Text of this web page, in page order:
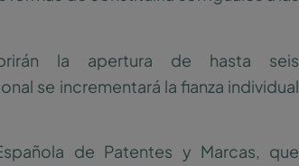
la apertura de hasta seis
se incrementará la fianza individual
de Patentes y Marcas, que